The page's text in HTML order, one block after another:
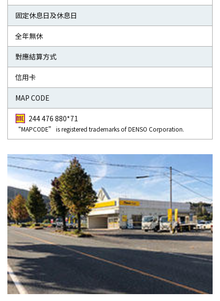
固定休息日及休息日
全年無休
對應結算方式
信用卡
MAP CODE
244 476 880*71
“MAPCODE” is registered trademarks of DENSO Corporation.